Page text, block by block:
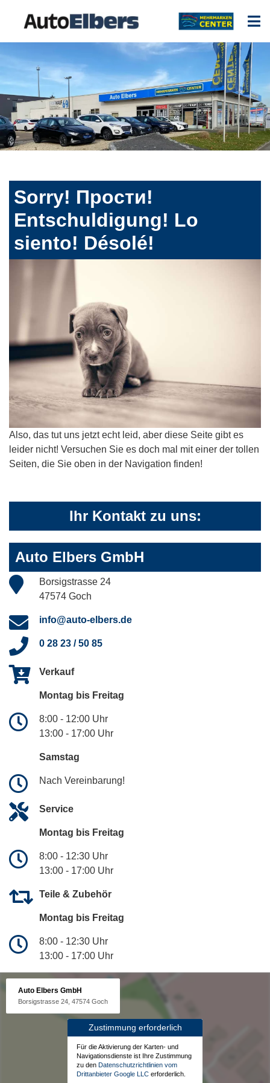
Sorry! Прости!
Entschuldigung! Lo
siento! Désolé!
Also, das tut uns jetzt echt leid, aber diese Seite gibt es
leider nicht! Versuchen Sie es doch mal mit einer der tollen
Seiten, die Sie oben in der Navigation finden!
Ihr Kontakt zu uns:
Auto Elbers GmbH
Borsigstrasse 24
47574 Goch
info@auto-elbers.de
0 28 23 / 50 85
Verkauf
Montag bis Freitag
8:00 - 12:00 Uhr
13:00 - 17:00 Uhr
Samstag
Nach Vereinbarung!
Service
Montag bis Freitag
8:00 - 12:30 Uhr
13:00 - 17:00 Uhr
Teile & Zubehör
Montag bis Freitag
8:00 - 12:30 Uhr
13:00 - 17:00 Uhr
Auto Elbers GmbH
Borsigstrasse 24, 47574 Goch
Zustimmung erforderlich
Für die Aktivierung der Karten- und
Navigationsdienste ist Ihre Zustimmung
zu den Datenschutzrichtlinien vom
Drittanbieter Google LLC erforderlich.